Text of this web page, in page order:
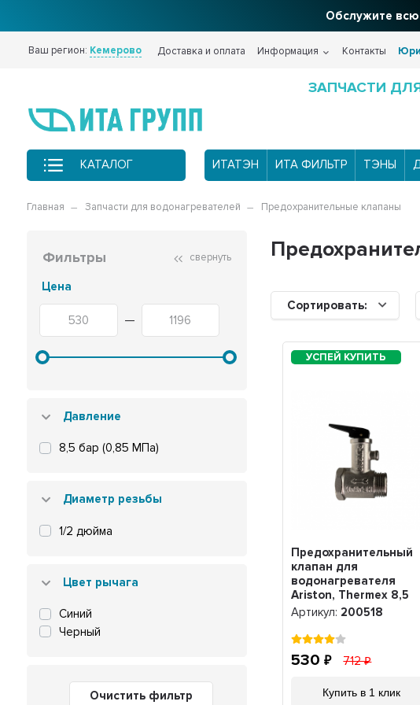
Обслужите всю
Фильтры для
Ваш регион: Кемерово Доставка и оплата Информация Контакты
ЗАПЧАСТИ
КАТАЛОГ ИТАТЭН ИТА ФИЛЬТР ТЭНЫ
Главная Запчасти для водонагревателей Предохранительные клапаны
Фильтры свернуть
Цена
—
Давление
8,5 бар (0,85 МПа)
Диаметр резьбы
1/2 дюйма
Цвет рычага
Синий
Черный
Очистить фильтр
Сортировать:
Предохранительный
клапан для
водонагревателя
Ariston, Thermex 8,5
бар 1/2, 200518
Артикул: 200518
530 712
Купить в 1 клик